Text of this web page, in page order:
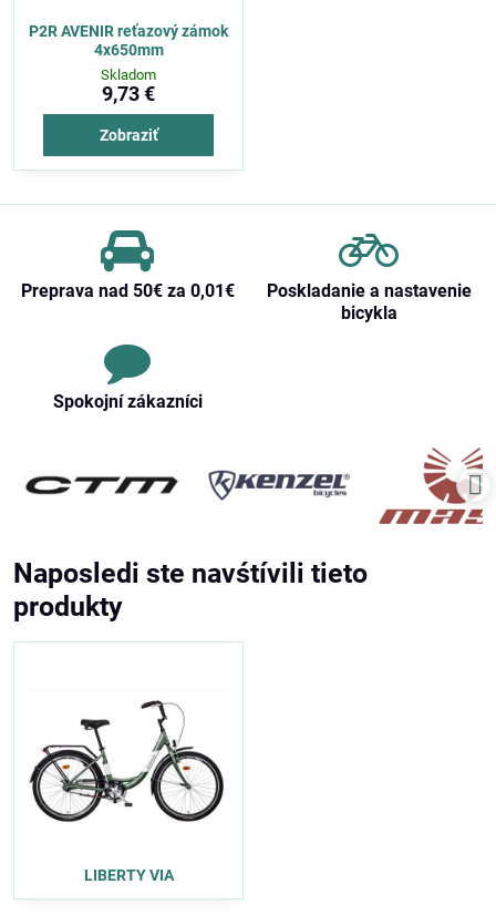
P2R AVENIR reťazový zámok
4x650mm
Skladom
9,73 €
Zobraziť
Preprava nad 50€ za 0,01€
Poskladanie a nastavenie
bicykla
Spokojní zákazníci
Naposledi ste navśtívili tieto
produkty
LIBERTY VIA